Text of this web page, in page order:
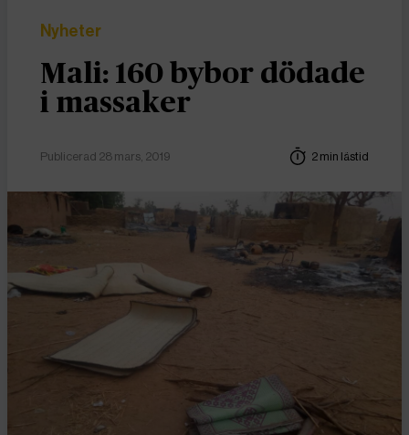
Nyheter
Mali: 160 bybor dödade
i massaker
Publicerad 28 mars, 2019 2 min lästid